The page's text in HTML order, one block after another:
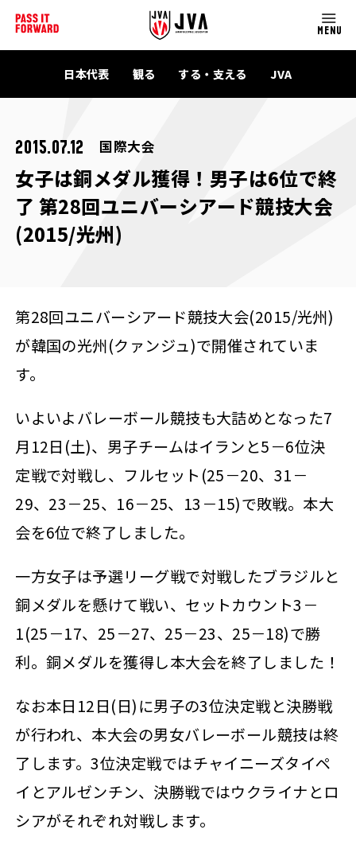
MENU
日本代表 観る する・支える JVA
2015.07.12 国際大会
女子は銅メダル獲得！男子は6位で終
了 第28回ユニバーシアード競技大会
(2015/光州)
第28回ユニバーシアード競技大会(2015/光州)
が韓国の光州(クァンジュ)で開催されていま
す。
いよいよバレーボール競技も大詰めとなった7
月12日(土)、男子チームはイランと5－6位決
定戦で対戦し、フルセット(25－20、31－
29、23－25、16－25、13－15)で敗戦。本大
会を6位で終了しました。
一方女子は予選リーグ戦で対戦したブラジルと
銅メダルを懸けて戦い、セットカウント3－
1(25－17、25－27、25－23、25－18)で勝
利。銅メダルを獲得し本大会を終了しました！
なお本日12日(日)に男子の3位決定戦と決勝戦
が行われ、本大会の男女バレーボール競技は終
了します。3位決定戦ではチャイニーズタイペ
イとアルゼンチン、決勝戦ではウクライナとロ
シアがそれぞれ対戦します。